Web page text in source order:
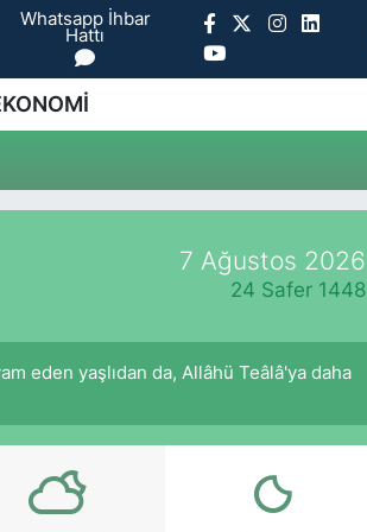
Whatsapp İhbar
Hattı
7 Ağustos 2026
24 Safer 1448
eden yaşlıdan da, Allâhü Teâlâ'ya daha